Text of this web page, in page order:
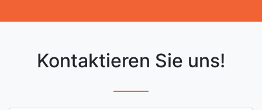
Kontaktieren Sie uns!